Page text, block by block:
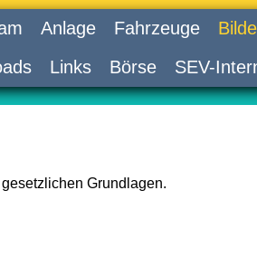
Anlage Fahrzeuge
Links Börse SEV-
Grundlagen.